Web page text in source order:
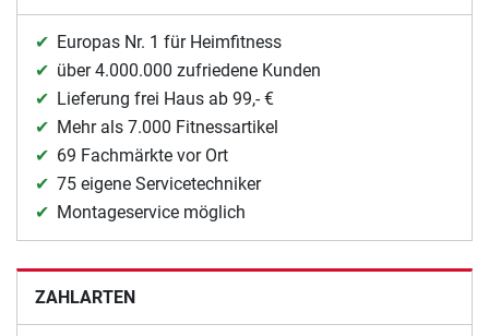
Europas Nr. 1 für Heimfitness
über 4.000.000 zufriedene Kunden
Lieferung frei Haus ab 99,- €
Mehr als 7.000 Fitnessartikel
69 Fachmärkte vor Ort
75 eigene Servicetechniker
Montageservice möglich
ZAHLARTEN